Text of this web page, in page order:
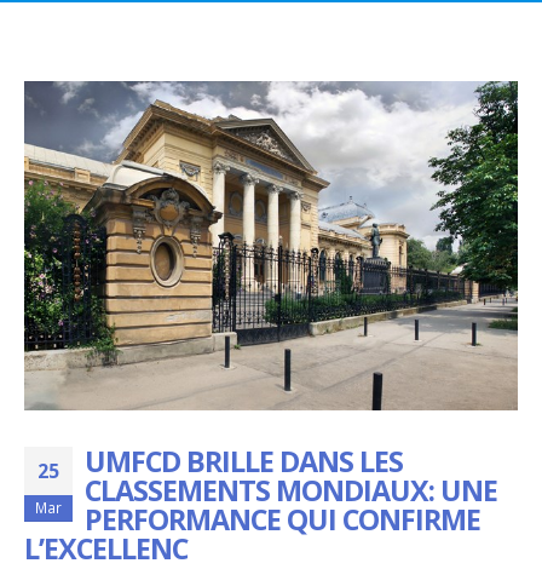
25
Mar
UMFCD BRILLE DANS LES
CLASSEMENTS MONDIAUX: UNE
PERFORMANCE QUI CONFIRME
L’EXCELLENC